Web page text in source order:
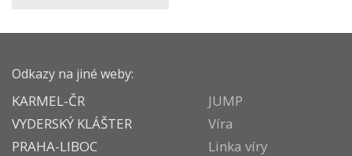
Odkazy na jiné weby:
KARMEL-ČR
VYDERSKÝ KLÁŠTER
PRAHA-LIBOC
JUMP
Víra
Linka víry